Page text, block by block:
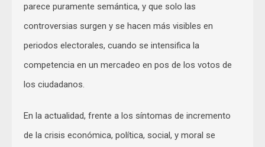
parece puramente semántica, y que solo las
controversias surgen y se hacen más visibles en
periodos electorales, cuando se intensifica la
competencia en un mercadeo en pos de los votos de
los ciudadanos.
En la actualidad, frente a los síntomas de incremento
de la crisis económica, política, social, y moral se